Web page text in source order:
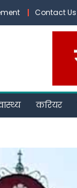
Contact Us
करियर